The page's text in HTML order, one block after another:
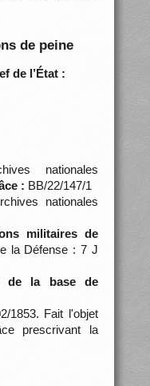
de peine
de l’État :
nationales
: BB/22/147/1
nationales
militaires de
la Défense : 7 J
de la base de
1853. Fait l'objet
prescrivant la